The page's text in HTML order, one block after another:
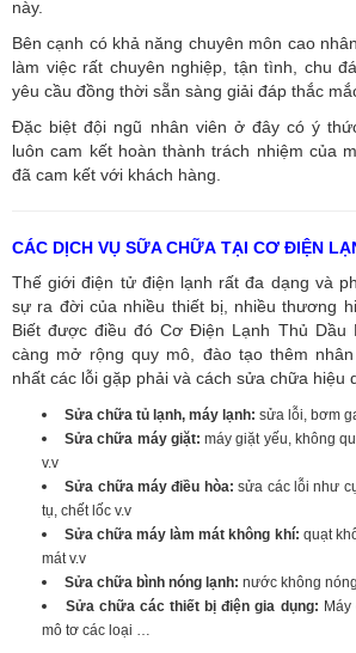
này.
Bên cạnh có khả năng chuyên môn cao
làm việc rất chuyên nghiệp, tận tình, chu
yêu cầu đồng thời sẵn sàng giải đáp thắc
Đặc biệt đội ngũ nhân viên ở đây có ý
luôn cam kết hoàn thành trách nhiệm của
đã cam kết với khách hàng.
CÁC DỊCH VỤ SỮA CHỮA TẠI CƠ ĐIỆN
Thế giới điện tử điện lạnh rất đa dạng và
sự ra đời của nhiều thiết bị, nhiều thương
Biết được điều đó Cơ Điện Lạnh Thủ Dầu
càng mở rộng quy mô, đào tạo thêm
nhất các lỗi gặp phải và cách sửa chữa hiệu
Sửa chữa tủ lạnh, máy lạnh: sửa lỗi, bơm
Sửa chữa máy giặt:máy giặt yếu, không
v.v
Sửa chữa máy điều hòa: sửa các lỗi như
tụ, chết lốc v.v
Sửa chữa máy làm mát không khí: quạt
mát v.v
Sửa chữa bình nóng lạnh: nước không
Sửa chữa các thiết bị điện gia dụng: Máy
mô tơ các loại …